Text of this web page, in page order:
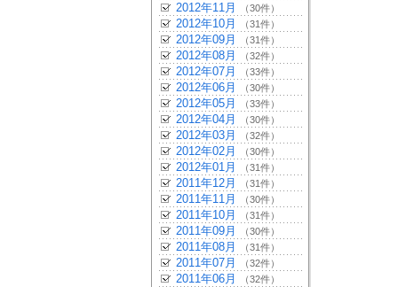
2012年11月 （30件）
2012年10月 （31件）
2012年09月 （31件）
2012年08月 （32件）
2012年07月 （33件）
2012年06月 （30件）
2012年05月 （33件）
2012年04月 （30件）
2012年03月 （32件）
2012年02月 （30件）
2012年01月 （31件）
2011年12月 （31件）
2011年11月 （30件）
2011年10月 （31件）
2011年09月 （30件）
2011年08月 （31件）
2011年07月 （32件）
2011年06月 （32件）